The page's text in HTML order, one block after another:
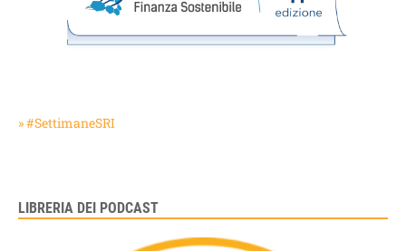
» #SettimaneSRI
LIBRERIA DEI PODCAST